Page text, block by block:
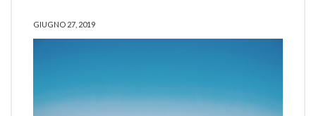
GIUGNO 27, 2019